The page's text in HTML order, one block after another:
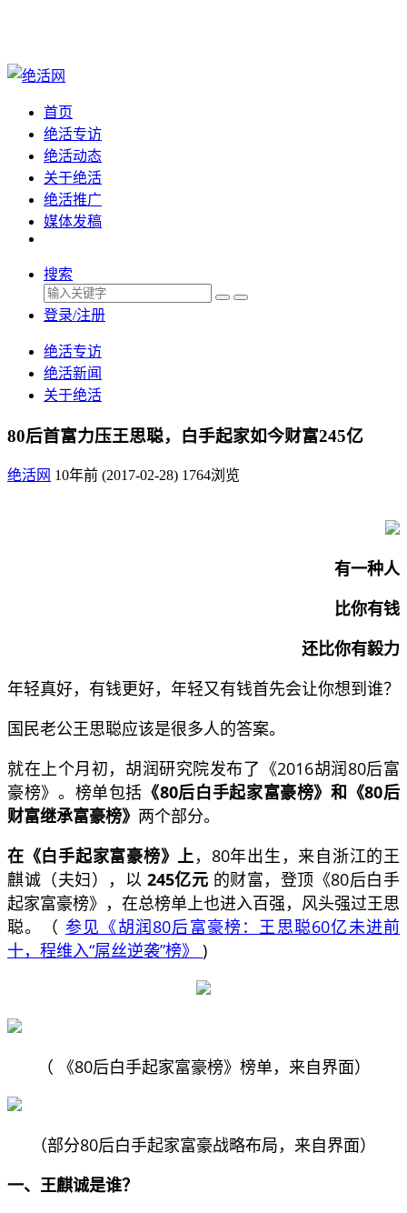
首页
绝活专访
绝活动态
关于绝活
绝活推广
媒体发稿
搜索
登录/注册
绝活专访
绝活新闻
关于绝活
80后首富力压王思聪，白手起家如今财富245亿
绝活网 10年前 (2017-02-28) 1764浏览
有一种人
比你有钱
还比你有毅力
年轻真好，有钱更好，年轻又有钱首先会让你想到谁？
国民老公王思聪应该是很多人的答案。
就在上个月初，胡润研究院发布了《2016胡润80后富
豪榜》。榜单包括 《80后白手起家富豪榜》和《80后
财富继承富豪榜》 两个部分。
在《白手起家富豪榜》上，80年出生，来自浙江的王
麒诚（夫妇），以 245亿元 的财富，登顶《80后白手
起家富豪榜》，在总榜单上也进入百强，风头强过王思
聪。（ 参见《胡润80后富豪榜：王思聪60亿未进前
十，程维入“屌丝逆袭”榜》 )
（ 《80后白手起家富豪榜》榜单，来自界面）
（部分80后白手起家富豪战略布局，来自界面）
一、王麒诚是谁？